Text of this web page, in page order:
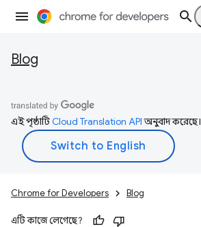
Blog
এই পৃষ্ঠাটিCloud Translation APIঅনুবাদ করেছে।
Chrome for Developers Blog
এটি কাজে লেগেছে?